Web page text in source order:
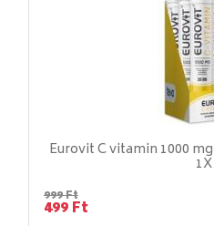
Eurovit C vitamin 1000
1X
999 Ft
499 Ft